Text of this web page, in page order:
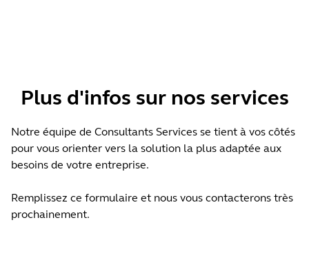
Plus d'infos sur nos services
Notre équipe de Consultants Services se tient à vos côtés
pour vous orienter vers la solution la plus adaptée aux
besoins de votre entreprise.
Remplissez ce formulaire et nous vous contacterons très
prochainement.